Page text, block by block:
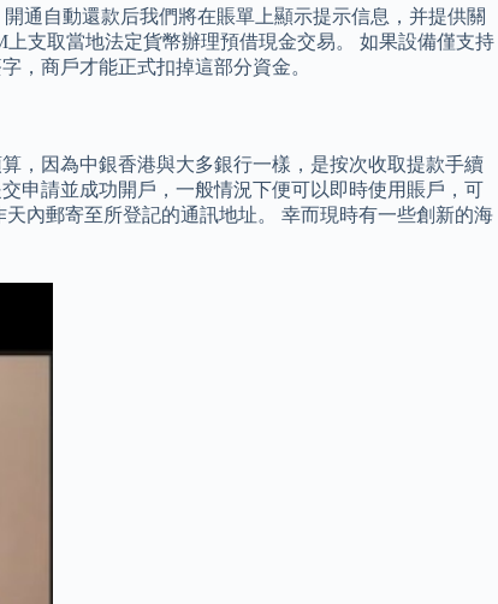
通自動還款后我們將在賬單上顯示提示信息，并提供關
支取當地法定貨幣辦理預借現金交易。 如果設備僅支持
，商戶才能正式扣掉這部分資金。
，因為中銀香港與大多銀行一樣，是按次收取提款手續
申請並成功開戶，一般情況下便可以即時使用賬戶，可
內郵寄至所登記的通訊地址。 幸而現時有一些創新的海